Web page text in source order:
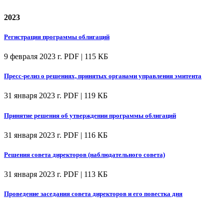
2023
Регистрация программы облигаций
9 февраля 2023 г. PDF | 115 КБ
Пресс-релиз о решениях, принятых органами управления эмитента
31 января 2023 г. PDF | 119 КБ
Принятие решения об утверждении программы облигаций
31 января 2023 г. PDF | 116 КБ
Решения совета директоров (наблюдательного совета)
31 января 2023 г. PDF | 113 КБ
Проведение заседания совета директоров и его повестка дня